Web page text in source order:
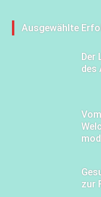
Ausgewählte
Der
des
zur